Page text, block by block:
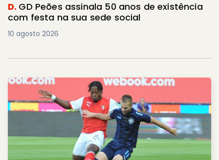
D. GD Peões assinala 50 anos de existência
com festa na sua sede social
10 agosto 2026